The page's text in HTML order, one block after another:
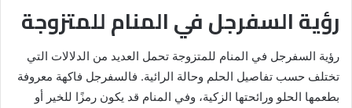
رؤية السفرجل في المنام للمتزوجة
رؤية السفرجل في المنام للمتزوجة تحمل العديد من الدلالات التي
تختلف حسب تفاصيل الحلم وحالة الرائية. فالسفرجل فاكهة معروفة
بطعمها الحلو ورائحتها الزكية، وفي المنام قد يكون رمزًا للخير أو